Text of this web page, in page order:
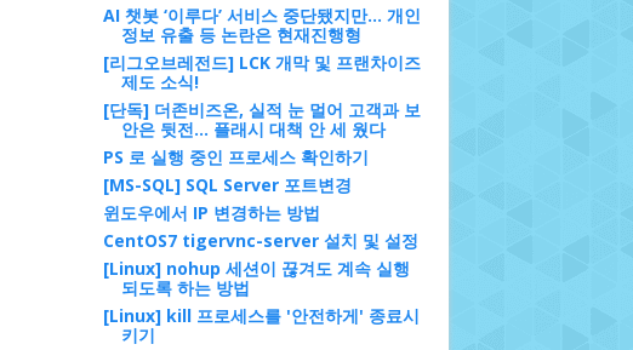
AI 챗봇 ‘이루다’ 서비스 중단됐지만... 개인
정보 유출 등 논란은 현재진행형
[리그오브레전드] LCK 개막 및 프랜차이즈
제도 소식!
[단독] 더존비즈온, 실적 눈 멀어 고객과 보
안은 뒷전... 플래시 대책 안 세 웠다
PS 로 실행 중인 프로세스 확인하기
[MS-SQL] SQL Server 포트변경
윈도우에서 IP 변경하는 방법
CentOS7 tigervnc-server 설치 및 설정
[Linux] nohup 세션이 끊겨도 계속 실행
되도록 하는 방법
[Linux] kill 프로세스를 '안전하게' 종료시
키기